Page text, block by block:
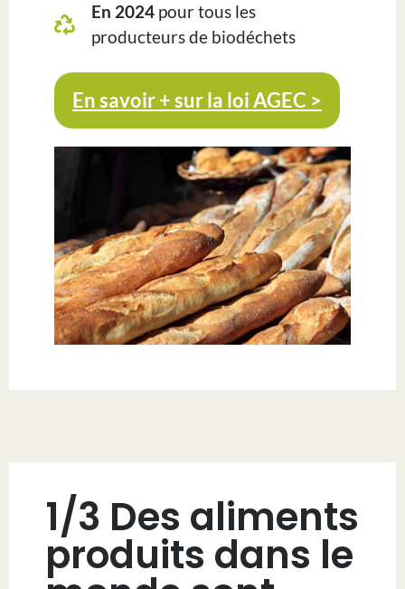
En 2024pour tous les
producteurs de biodéchets
En savoir + sur la loi AGEC >
1/3 Des aliments
produits dans le